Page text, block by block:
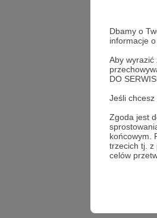
Dbamy o
informacje
Aby wyrazić
DO
Jeśli chcesz
Zgoda jest
końcowym.
trzecich tj. z
celów